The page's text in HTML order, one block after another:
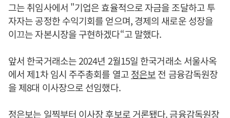
그는 취임사에서 "기업은 효율적으로 자금을 조달하고 투
자자는 공정한 수익기회를 얻으며, 경제의 새로운 성장을
이끄는 자본시장을 구현하겠다“고 말했다.
앞서 한국거래소는 2024년 2월15일 한국거래소 서울사옥
에서 제1차 임시 주주총회를 열고정은보전 금융감독원장
을 제8대 이사장으로 선임했다.
정은보는 일찍부터 이사장 후보로 거론됐다. 금융감독원장